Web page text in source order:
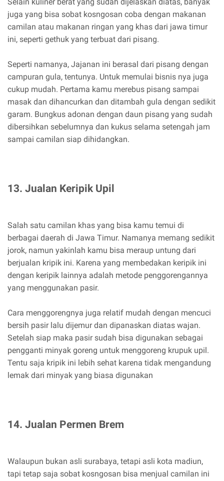
juga yang bisa sobat kosngosan coba dengan makanan
camilan atau makanan ringan yang khas dari jawa timur
ini, seperti gethuk yang terbuat dari pisang.
Seperti namanya, Jajanan ini berasal dari pisang dengan
campuran gula, tentunya. Untuk memulai bisnis nya juga
cukup mudah. Pertama kamu merebus pisang sampai
masak dan dihancurkan dan ditambah gula dengan sedikit
garam. Bungkus adonan dengan daun pisang yang sudah
dibersihkan sebelumnya dan kukus selama setengah jam
sampai camilan siap dihidangkan.
13. Jualan Keripik Upil
Salah satu camilan khas yang bisa kamu temui di
berbagai daerah di Jawa Timur. Namanya memang sedikit
jorok, namun yakinlah kamu bisa meraup untung dari
berjualan kripik ini. Karena yang membedakan keripik ini
dengan keripik lainnya adalah metode penggorengannya
yang menggunakan pasir.
Cara menggorengnya juga relatif mudah dengan mencuci
bersih pasir lalu dijemur dan dipanaskan diatas wajan.
Setelah siap maka pasir sudah bisa digunakan sebagai
pengganti minyak goreng untuk menggoreng krupuk upil.
Tentu saja kripik ini lebih sehat karena tidak mengandung
lemak dari minyak yang biasa digunakan
14. Jualan Permen Brem
Walaupun bukan asli surabaya, tetapi asli kota madiun,
tapi tetap saja sobat kosngosan bisa menjual camilan ini